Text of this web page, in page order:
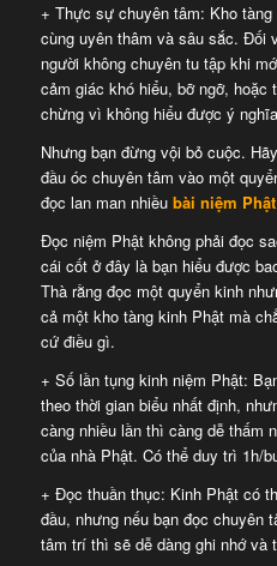
+ Thực sự chuyên tâm: Kho
cùng uyên thâm và sâu sắc. Đối
người không chuyên tu tập khi
cảm giác khó hiểu, bỡ ngỡ, hoặc
chừng vì không hiểu được ý
Nhưng bạn đừng vội bỏ cuộc.
đầu óc chuyên tâm vào một
đọc lan man nhiều bài niệm
Đọc niệm Phật không phải đọc
cái cốt ở đây là bạn hiểu được
Thà rằng đọc một quyển kinh
cả một kho tàng kinh Phật mà
cứ điều gì.
+ Số lần tụng kinh niệm Phật:
theo thời gian biểu nhất định,
càng nhiều lần thì càng dễ thấm
của nhà Phật. Có thể duy trì 1h/
+ Đọc thuần thục: Kinh Phật có
đầu, nhưng nếu bạn đọc chuyên
tâm trí thì sẽ dễ dàng ghi nhớ và